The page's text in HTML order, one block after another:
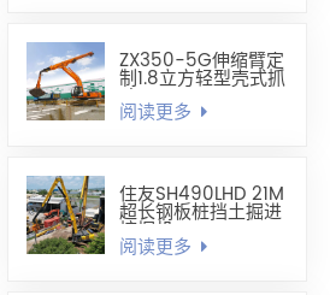
ZX350-5G伸缩臂定
制1.8立方轻型壳式抓
斗
阅读更多
住友SH490LHD 21M
超长钢板桩挡土掘进
挖掘机
阅读更多